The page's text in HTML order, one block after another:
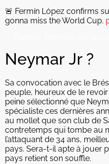
🚨 Fermín López confirms
gonna miss the World Cup.
Neymar Jr ?
Sa convocation avec le
peuple, heureux de le
peine sélectionné que
spécialiste ces dernières
au mollet que son club de
contretemps qui tombe au
l’attaquant de 34 ans,
pays. Sera-t-il apte à jouer
pays retient son souffle.